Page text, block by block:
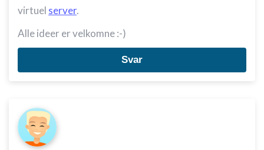
virtuel server.
Alle ideer er velkomne :-)
Svar